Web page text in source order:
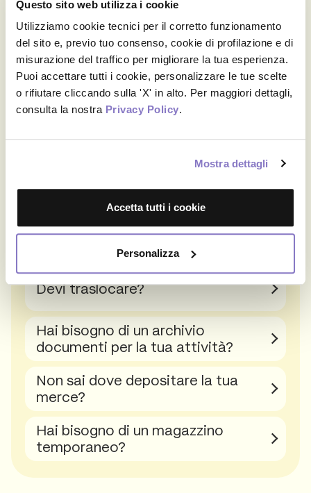
Questo sito web utilizza i cookie
Utilizziamo cookie tecnici per il corretto funzionamento
del sito e, previo tuo consenso, cookie di profilazione e di
misurazione del traffico per migliorare la tua esperienza.
Puoi accettare tutti i cookie, personalizzare le tue scelte
o rifiutare cliccando sulla 'X' in alto. Per maggiori dettagli,
consulta la nostra Privacy Policy.
Mostra dettagli
Accetta tutti i cookie
Personalizza
Quanto costa affittare un box e per quanto
tempo?
Per quanto tempo posso affittare il box?
Dove posso trovare un deposito
Altre soluzioni
Devi traslocare?
Hai bisogno di un archivio
documenti per la tua attività?
Non sai dove depositare la tua
merce?
Hai bisogno di un magazzino
temporaneo?